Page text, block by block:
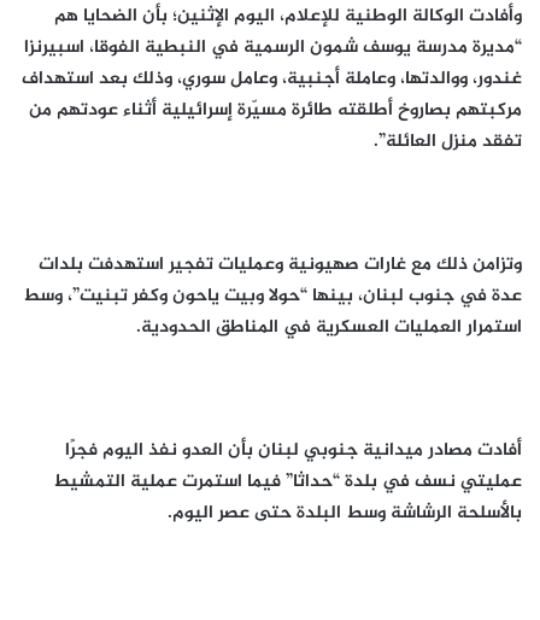
وأفادت الوكالة الوطنية للإعلام، اليوم الإثنين؛ بأن الضحايا هم
“مديرة مدرسة يوسف شمون الرسمية في النبطية الفوقا، اسبيرنزا
غندور، ووالدتها، وعاملة أجنبية، وعامل سوري، وذلك بعد استهداف
مركبتهم بصاروخ أطلقته طائرة مسيّرة إسرائيلية أثناء عودتهم من
تفقد منزل العائلة”.
وتزامن ذلك مع غارات صهيونية وعمليات تفجير استهدفت بلدات
عدة في جنوب لبنان، بينها “حولا وبيت ياحون وكفر تبنيت”، وسط
استمرار العمليات العسكرية في المناطق الحدودية.
أفادت مصادر ميدانية جنوبي لبنان بأن العدو نفذ اليوم فجرًا
عمليتي نسف في بلدة “حداثا” فيما استمرت عملية التمشيط
بالأسلحة الرشاشة وسط البلدة حتى عصر اليوم.